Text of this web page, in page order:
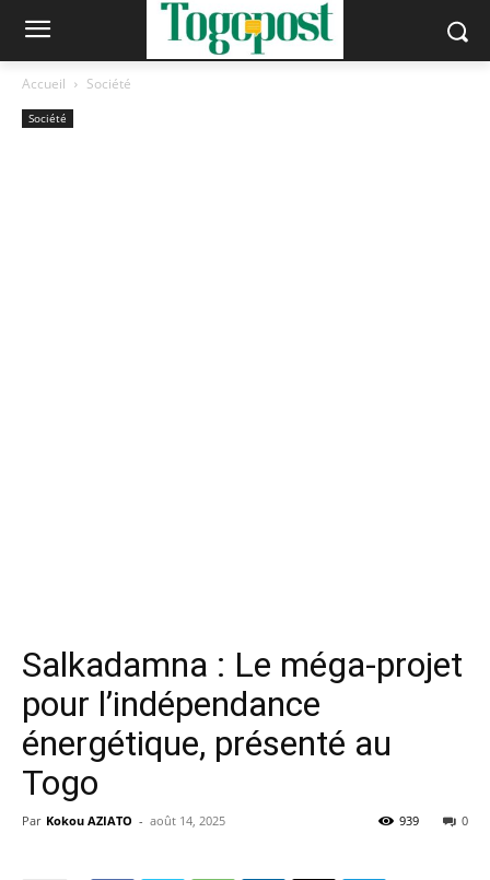
Accueil Société
Société
Salkadamna : Le méga-projet
pour l’indépendance
énergétique, présenté au
Togo
Par Kokou AZIATO - août 14, 2025 0
939